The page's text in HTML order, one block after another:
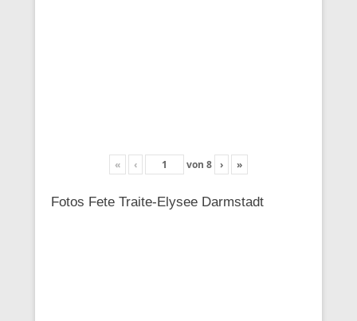
« ‹ von 8 › »
Fotos Fete Traite-Elysee Darmstadt